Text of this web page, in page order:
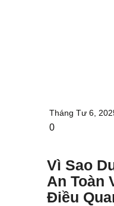
Tháng Tư 6,
0
Vì Sao
An Toàn
Điều